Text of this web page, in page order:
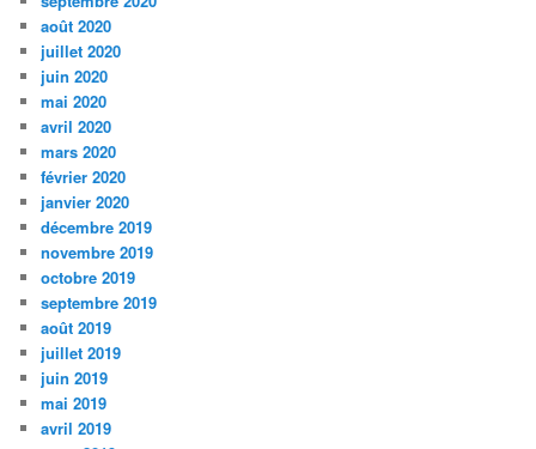
août 2020
juillet 2020
juin 2020
mai 2020
avril 2020
mars 2020
février 2020
janvier 2020
décembre 2019
novembre 2019
octobre 2019
septembre 2019
août 2019
juillet 2019
juin 2019
mai 2019
avril 2019